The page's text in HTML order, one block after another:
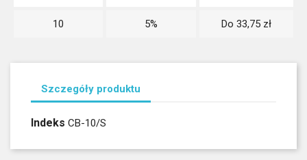
10 5% Do 33,75 zł
Szczegóły produktu
Indeks CB-10/S